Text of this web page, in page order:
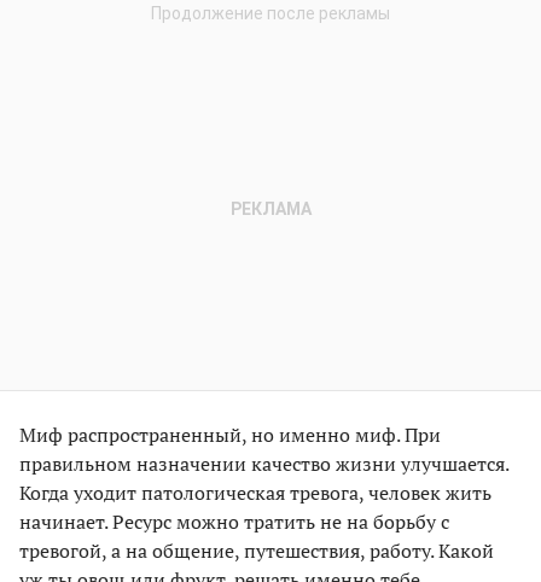
Миф распространенный, но именно миф. При
правильном назначении качество жизни улучшается.
Когда уходит патологическая тревога, человек жить
начинает. Ресурс можно тратить не на борьбу с
тревогой, а на общение, путешествия, работу. Какой